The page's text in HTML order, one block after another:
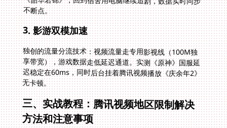
不断点。
3. 影游双模加速
独创的流量分流技术：视频流量走专用影视线（100M独
享带宽），游戏数据走低延迟通道。实测《原神》国服延
迟稳定在60ms，同时后台挂着腾讯视频播放《庆余年2》
无卡顿。
三、实战教程：腾讯视频地区限制解决
方法和注意事项